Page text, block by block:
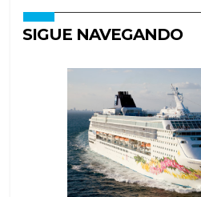
SIGUE NAVEGANDO